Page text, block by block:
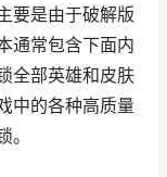
要是由于破解版
通常包含下面内
全部英雄和皮肤
中的各种高质量